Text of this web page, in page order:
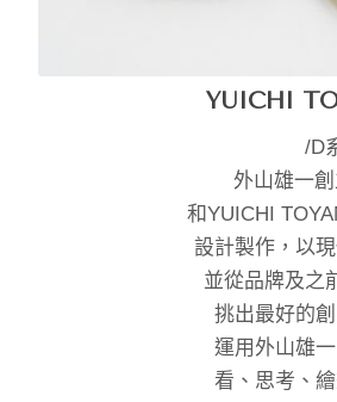
YUICHI
/D
外山雄一
和YUICHI
設計製作，以
並從品牌及之
挑出最好的
運用外山雄
看、思考、